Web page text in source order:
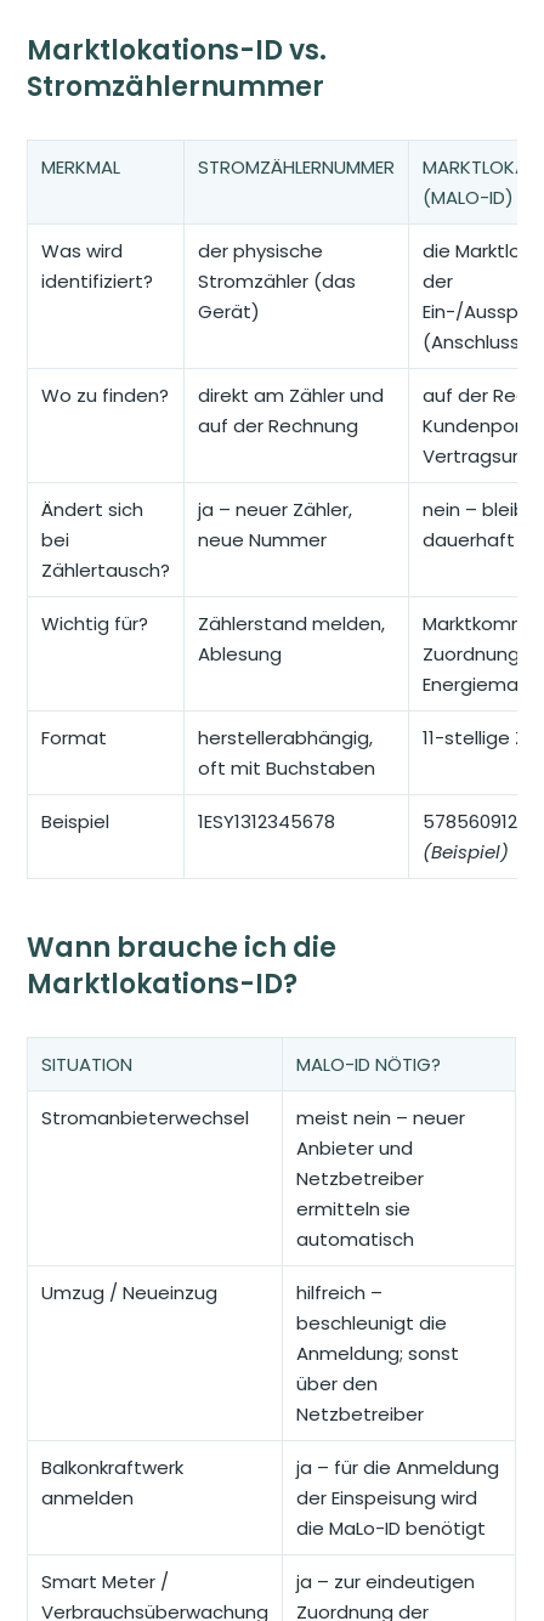
Marktlokations-ID vs.
Stromzählernummer
MERKMAL STROMZÄHLERNUMMER
(MALO-ID)
Was wird
identifiziert?
der physische
Stromzähler (das
Gerät)
die
der
Ein-/
(Anschluss)
Wo zu finden?
direkt am Zähler und
auf der Rechnung
auf der
Ändert sich
bei
Zählertausch?
ja – neuer Zähler,
neue Nummer
nein – bleibt
dauerhaft
Wichtig für?
Zählerstand melden,
Ablesung
Zuordnung
Energiemarkt
Format
herstellerabhängig,
oft mit Buchstaben
11-stellige
Beispiel 1ESY1312345678
57856091238
(Beispiel)
Wann brauche ich die
Marktlokations-ID?
SITUATION MALO-ID NÖTIG?
Stromanbieterwechsel
meist nein – neuer
Anbieter und
Netzbetreiber
ermitteln sie
automatisch
Umzug / Neueinzug
hilfreich –
beschleunigt die
Anmeldung; sonst
über den
Netzbetreiber
Balkonkraftwerk
anmelden
ja – für die Anmeldung
der Einspeisung wird
die MaLo-ID benötigt
Smart Meter /
Verbrauchsüberwachung
ja – zur eindeutigen
Zuordnung der